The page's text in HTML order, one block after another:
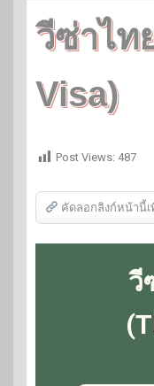
วีซ่าไท
Visa)
Post Views: 487
คัดลอกลิงก์หน้านี้เ
วี